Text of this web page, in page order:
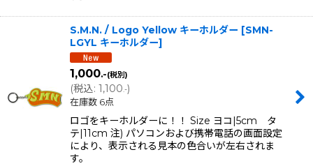
S.M.N. / Logo Yellow キーホルダー [SMN-
LGYL キーホルダー]
1,000.-(税別)
(税込: 1,100.-)
在庫数 6点
ロゴをキーホルダーに！！ Size ヨコ|5cm タ
テ|11cm 注) パソコンおよび携帯電話の画面設定
により、表示される見本の色合いが左右されま
す。